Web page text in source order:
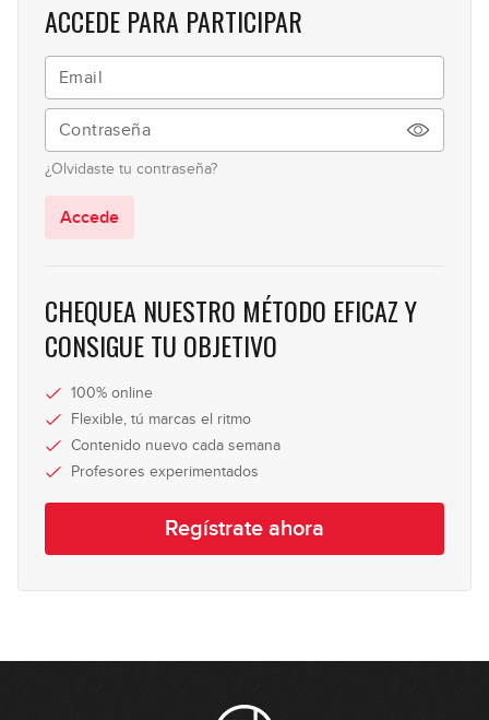
ACCEDE PARA PARTICIPAR
¿Olvidaste tu contraseña?
Accede
CHEQUEA NUESTRO MÉTODO EFICAZ Y
CONSIGUE TU OBJETIVO
100% online
Flexible, tú marcas el ritmo
Contenido nuevo cada semana
Profesores experimentados
Regístrate ahora